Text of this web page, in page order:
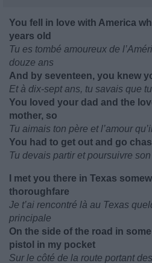
You fell in love with America
years old
Tu es tombé amoureux de
douze ans
And by seventeen, you knew
Et à dix-sept ans, tu savais que
You loved your dad and the
mother, so
Tu aimais ton père et l’amour
You had to get out and go
Tu devais partir et poursuivre
I met you there in Texas
thoroughfare
Je t’ai rencontré là au Texas
principale
On the side of the road in
pistol in my pocket
Sur le côté de la route portant